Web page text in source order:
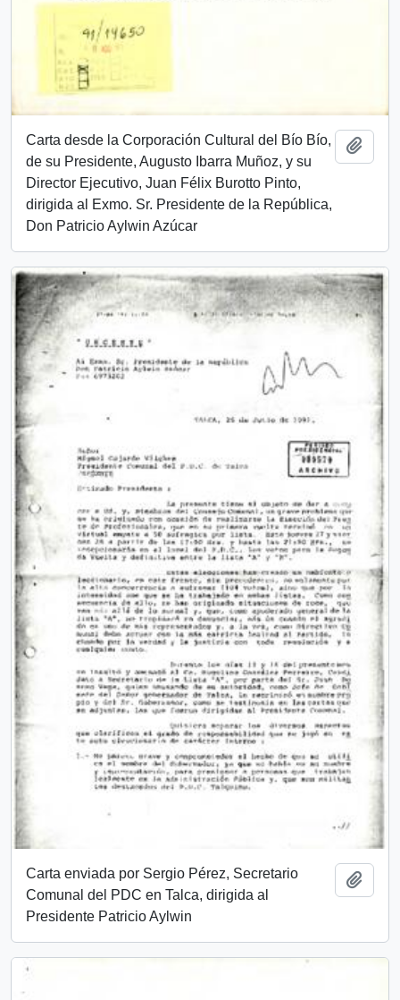
Carta desde la Corporación Cultural del Bío Bío,
de su Presidente, Augusto Ibarra Muñoz, y su
Director Ejecutivo, Juan Félix Burotto Pinto,
dirigida al Exmo. Sr. Presidente de la República,
Don Patricio Aylwin Azúcar
Carta enviada por Sergio Pérez, Secretario
Comunal del PDC en Talca, dirigida al
Presidente Patricio Aylwin